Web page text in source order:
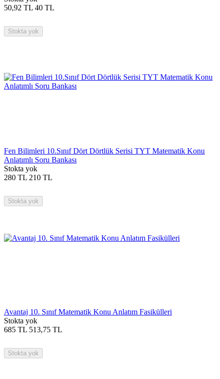
50,92 TL 40 TL
Stokta yok
Fen Bilimleri 10.Sınıf Dört Dörtlük Serisi TYT Matematik Konu
Anlatımlı Soru Bankası
Stokta yok
280 TL 210 TL
Stokta yok
Avantaj 10. Sınıf Matematik Konu Anlatım Fasikülleri
Stokta yok
685 TL 513,75 TL
Stokta yok